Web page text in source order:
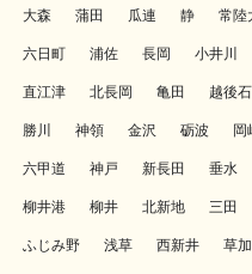
大森 蒲田 瓜連 静 常陸
六日町 浦佐 長岡 小井川
直江津 北長岡 亀田 越後
勝川 神領 金沢 砺波 岡
六甲道 神戸 新長田 垂水
柳井港 柳井 北新地 三田
ふじみ野 浅草 西新井 草加